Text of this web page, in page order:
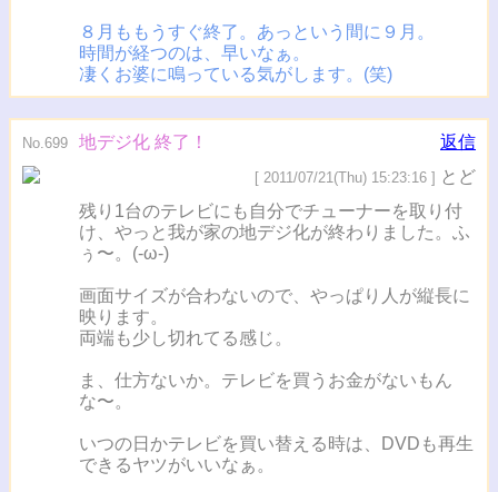
８月ももうすぐ終了。あっという間に９月。
時間が経つのは、早いなぁ。
凄くお婆に鳴っている気がします。(笑)
No.699 地デジ化 終了！ 返信
[ 2011/07/21(Thu) 15:23:16 ] とど
残り1台のテレビにも自分でチューナーを取り付
け、やっと我が家の地デジ化が終わりました。ふ
ぅ〜。(-ω-)
画面サイズが合わないので、やっぱり人が縦長に
映ります。
両端も少し切れてる感じ。
ま、仕方ないか。テレビを買うお金がないもん
な〜。
いつの日かテレビを買い替える時は、DVDも再生
できるヤツがいいなぁ。